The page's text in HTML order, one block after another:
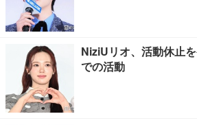
NiziUリオ、活動休止
での活動